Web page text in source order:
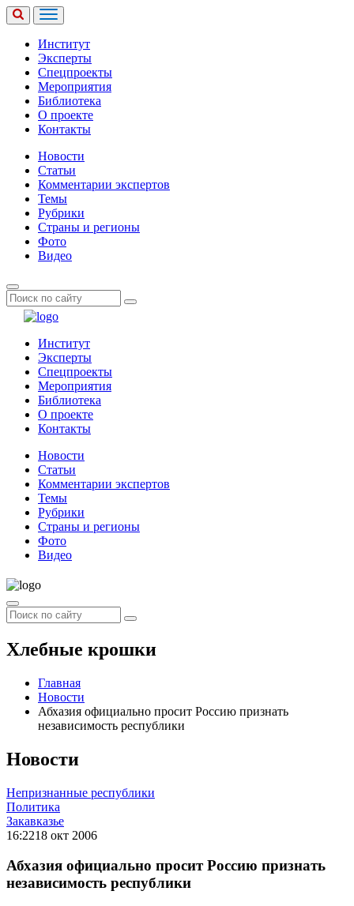
Институт
Эксперты
Спецпроекты
Мероприятия
Библиотека
О проекте
Контакты
Новости
Статьи
Комментарии экспертов
Темы
Рубрики
Страны и регионы
Фото
Видео
Институт
Эксперты
Спецпроекты
Мероприятия
Библиотека
О проекте
Контакты
Новости
Статьи
Комментарии экспертов
Темы
Рубрики
Страны и регионы
Фото
Видео
Хлебные крошки
Главная
Новости
Абхазия официально просит Россию признать
независимость республики
Новости
Непризнанные республики
Политика
Закавказье
16:2218 окт 2006
Абхазия официально просит Россию признать
независимость республики